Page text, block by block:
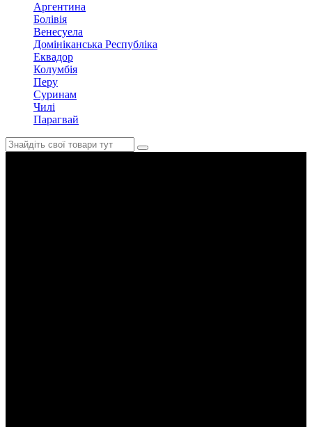
Аргентина
Болівія
Венесуела
Домініканська Республіка
Еквадор
Колумбія
Перу
Суринам
Чилі
Парагвай